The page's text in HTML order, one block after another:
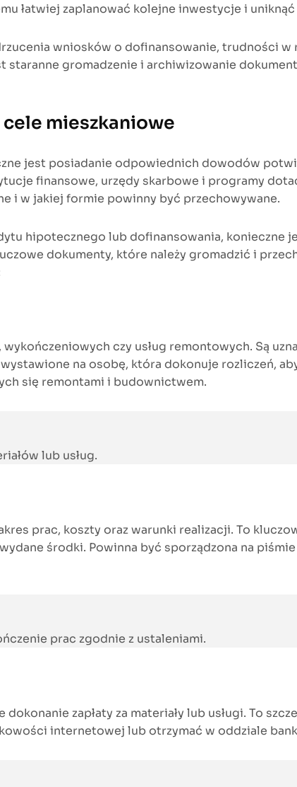
łatwiej zaplanować kolejne inwestycje i
wniosków o dofinansowanie, trudności w
gromadzenie i archiwizowanie
mieszkaniowe
jest posiadanie odpowiednich dowodów
finansowe, urzędy skarbowe i programy
i w jakiej formie powinny być przechowywane.
hipotecznego lub dofinansowania, konieczne
dokumenty, które należy gromadzić i
czy usług remontowych. Są
na osobę, która dokonuje rozliczeń,
się remontami i budownictwem.
lub usług.
prac, koszty oraz warunki realizacji. To
środki. Powinna być sporządzona na
prac zgodnie z ustaleniami.
zapłaty za materiały lub usługi. To
internetowej lub otrzymać w oddziale